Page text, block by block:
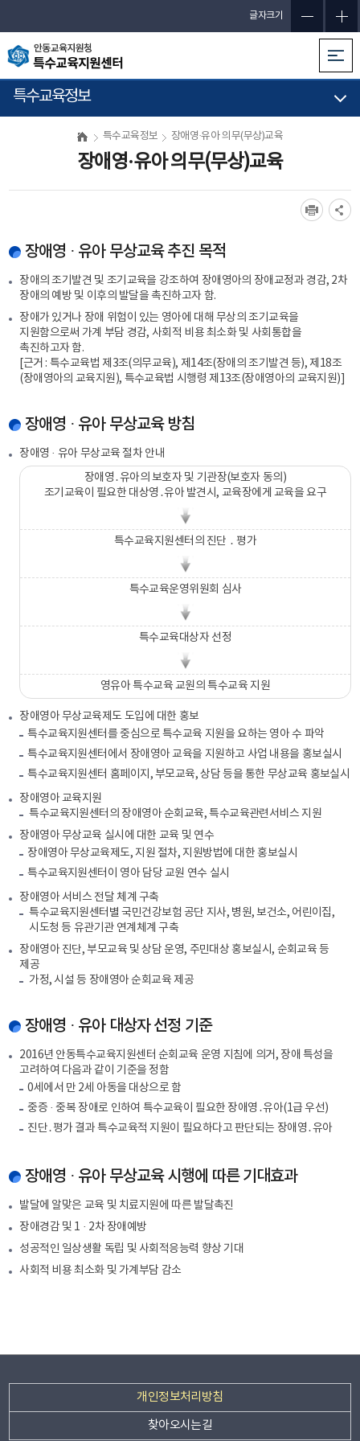
글자크기
특수교육정보
특수교육정보 장애영·유아 의무(무상)교육
장애영·유아 의무(무상)교육
장애영 · 유아 무상교육 추진 목적
장애의 조기발견 및 조기교육을 강조하여 장애영아의 장애교정과 경감, 2차
장애의 예방 및 이후의 발달을 촉진하고자 함.
장애가 있거나 장애 위험이 있는 영아에 대해 무상의 조기교육을
지원함으로써 가계 부담 경감, 사회적 비용 최소화 및 사회통합을
촉진하고자 함.
[근거 : 특수교육법 제3조(의무교육), 제14조(장애의 조기발견 등), 제18조
(장애영아의 교육지원), 특수교육법 시행령 제13조(장애영아의 교육지원)]
장애영 · 유아 무상교육 방침
장애영 · 유아 무상교육 절차 안내
장애영․유아의 보호자 및 기관장(보호자 동의)
조기교육이 필요한 대상영․유아 발견시, 교육장에게 교육을 요구
특수교육지원센터의 진단 ․ 평가
특수교육운영위원회 심사
특수교육대상자 선정
영유아 특수교육 교원의 특수교육 지원
장애영아 무상교육제도 도입에 대한 홍보
특수교육지원센터를 중심으로 특수교육 지원을 요하는 영아 수 파악
특수교육지원센터에서 장애영아 교육을 지원하고 사업 내용을 홍보실시
특수교육지원센터 홈페이지, 부모교육, 상담 등을 통한 무상교육 홍보실시
장애영아 교육지원
특수교육지원센터의 장애영아 순회교육, 특수교육관련서비스 지원
장애영아 무상교육 실시에 대한 교육 및 연수
장애영아 무상교육제도, 지원 절차, 지원방법에 대한 홍보실시
특수교육지원센터이 영아 담당 교원 연수 실시
장애영아 서비스 전달 체계 구축
특수교육지원센터별 국민건강보험 공단 지사, 병원, 보건소, 어린이집,
시도청 등 유관기관 연계체계 구축
장애영아 진단, 부모교육 및 상담 운영, 주민대상 홍보실시, 순회교육 등
제공
가정, 시설 등 장애영아 순회교육 제공
장애영 · 유아 대상자 선정 기준
2016년 안동특수교육지원센터 순회교육 운영 지침에 의거, 장애 특성을
고려하여 다음과 같이 기준을 정함
0세에서 만 2세 아동을 대상으로 함
중증 · 중복 장애로 인하여 특수교육이 필요한 장애영․유아(1급 우선)
진단․평가 결과 특수교육적 지원이 필요하다고 판단되는 장애영․유아
장애영 · 유아 무상교육 시행에 따른 기대효과
발달에 알맞은 교육 및 치료지원에 따른 발달촉진
장애경감 및 1 · 2차 장애예방
성공적인 일상생활 독립 및 사회적응능력 향상 기대
사회적 비용 최소화 및 가계부담 감소
개인정보처리방침
찾아오시는길